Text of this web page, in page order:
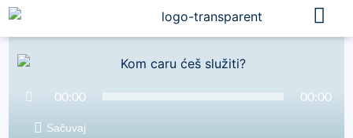
00:00 00:00
Sačuvaj